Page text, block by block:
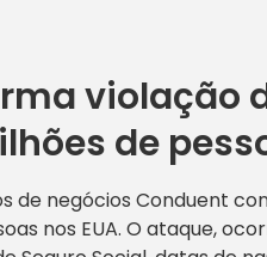
violação
de
de negócios Conduent
nos EUA. O ataque,